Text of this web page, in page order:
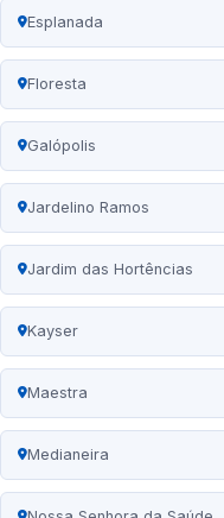
Esplanada
Floresta
Galópolis
Jardelino Ramos
Jardim das Hortências
Kayser
Maestra
Medianeira